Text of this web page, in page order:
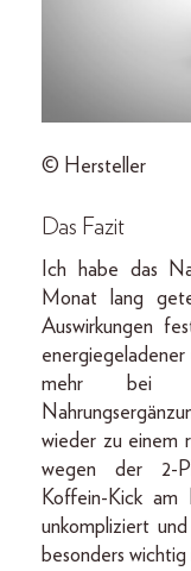
© Hersteller
Das Fazit
Ich habe das
Monat lang
Auswirkungen
mehr bei
wieder zu einem
wegen der 2-
Koffein-Kick
unkompliziert
besonders